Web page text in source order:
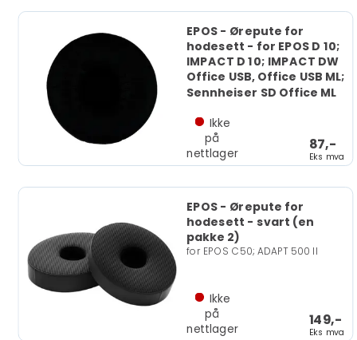
EPOS - Ørepute for
hodesett - for EPOS D 10;
IMPACT D 10; IMPACT DW
Office USB, Office USB ML;
Sennheiser SD Office ML
87,-
Eks mva
Ikke
på
nettlager
EPOS - Ørepute for
hodesett - svart (en
pakke 2)
for EPOS C50; ADAPT 500 II
149,-
Eks mva
Ikke
på
nettlager